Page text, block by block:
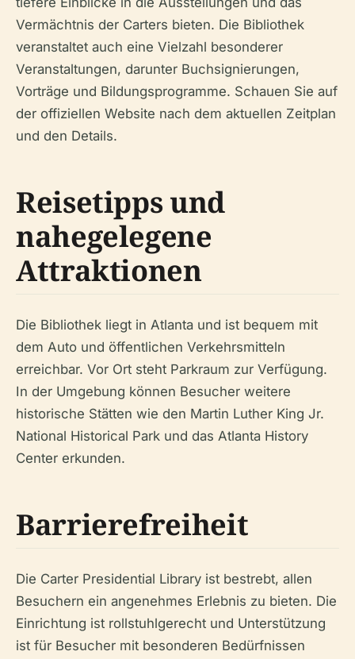
Vermächtnis der Carters bieten. Die Bibliothek
veranstaltet auch eine Vielzahl besonderer
Veranstaltungen, darunter Buchsignierungen,
Vorträge und Bildungsprogramme. Schauen Sie auf
der offiziellen Website nach dem aktuellen Zeitplan
und den Details.
Reisetipps und
nahegelegene
Attraktionen
Die Bibliothek liegt in Atlanta und ist bequem mit
dem Auto und öffentlichen Verkehrsmitteln
erreichbar. Vor Ort steht Parkraum zur Verfügung.
In der Umgebung können Besucher weitere
historische Stätten wie den Martin Luther King Jr.
National Historical Park und das Atlanta History
Center erkunden.
Barrierefreiheit
Die Carter Presidential Library ist bestrebt, allen
Besuchern ein angenehmes Erlebnis zu bieten. Die
Einrichtung ist rollstuhlgerecht und Unterstützung
ist für Besucher mit besonderen Bedürfnissen